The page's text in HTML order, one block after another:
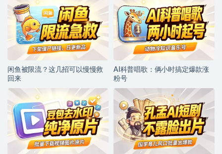
闲鱼被限流？这几招可以慢慢救
回来
AI科普唱歌：俩小时搞定爆款涨
粉号